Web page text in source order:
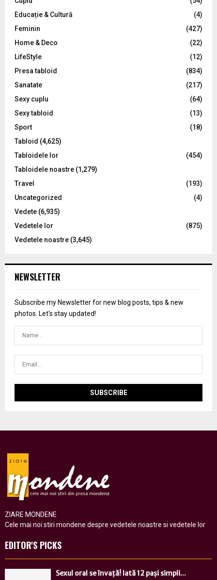
Educație & Cultură
(4)
Feminin
(427)
Home & Deco
(22)
LifeStyle
(12)
Presa tabloid
(834)
Sanatate
(217)
Sexy cuplu
(64)
Sexy tabloid
(13)
Sport
(18)
Tabloid (4,625)
Tabloidele lor
(454)
Tabloidele noastre (1,279)
Travel
(193)
Uncategorized
(4)
Vedete (6,935)
Vedetele lor
(875)
Vedetele noastre (3,645)
NEWSLETTER
Subscribe my Newsletter for new blog posts, tips & new
photos. Let's stay updated!
ZIARE MONDENE
Cele mai noi stiri mondene despre vedetele noastre si vedetele lor
EDITOR'S PICKS
Sexul oral se învață! Iată 12 pași simpli...